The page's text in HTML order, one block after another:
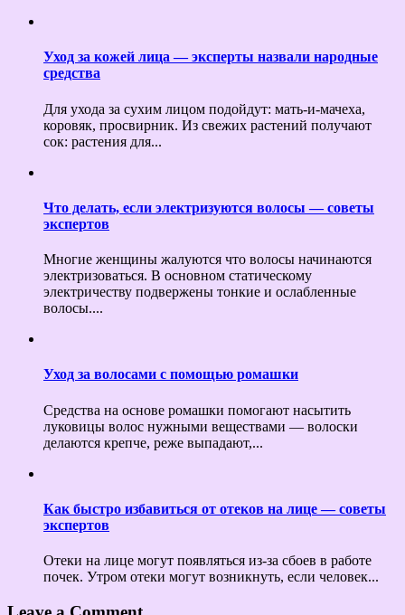
Уход за кожей лица — эксперты назвали народные
средства
Для ухода за сухим лицом подойдут: мать-и-мачеха,
коровяк, просвирник. Из свежих растений получают
сок: растения для...
Что делать, если электризуются волосы — советы
экспертов
Многие женщины жалуются что волосы начинаются
электризоваться. В основном статическому
электричеству подвержены тонкие и ослабленные
волосы....
Уход за волосами с помощью ромашки
Средства на основе ромашки помогают насытить
луковицы волос нужными веществами — волоски
делаются крепче, реже выпадают,...
Как быстро избавиться от отеков на лице — советы
экспертов
Отеки на лице могут появляться из-за сбоев в работе
почек. Утром отеки могут возникнуть, если человек...